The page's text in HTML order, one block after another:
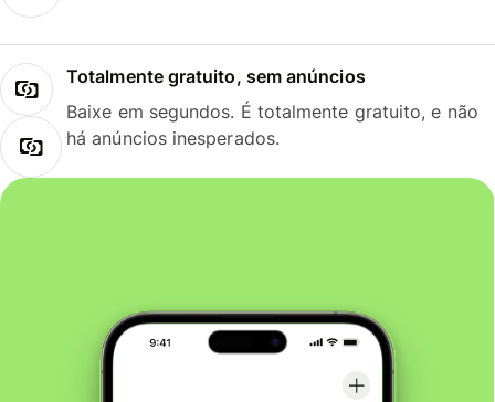
Totalmente gratuito, sem anúncios
Baixe em segundos. É totalmente gratuito, e não
há anúncios inesperados.